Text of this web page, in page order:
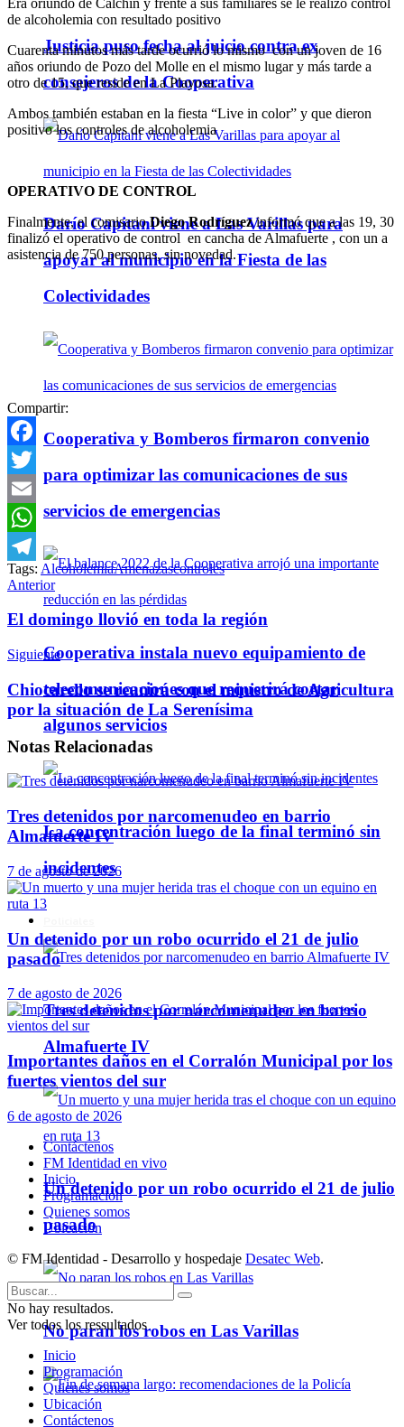
Justicia puso fecha al juicio contra ex
consejeros de la Cooperativa
Darío Capitani viene a Las Varillas para
apoyar al municipio en la Fiesta de las
Colectividades
Cooperativa y Bomberos firmaron convenio
para optimizar las comunicaciones de sus
servicios de emergencias
Cooperativa instala nuevo equipamiento de
telecomunicaciones que requerirá cortar
algunos servicios
La concentración luego de la final terminó sin
incidentes
Tres detenidos por narcomenudeo en barrio
Almafuerte IV
Un detenido por un robo ocurrido el 21 de julio
pasado
No paran los robos en Las Varillas
de alcoholemia con resultado positivo
Cuarenta minutos más tarde ocurrió lo mismo con un joven de 16
años oriundo de Pozo del Molle en el mismo lugar y más tarde a
otro de 15, que reside en La Playosa.
Ambos también estaban en la fiesta “Live in color” y que dieron
positivo los controles de alcoholemia
OPERATIVO DE CONTROL
Finalmente, el comisarioDiego Rodríguezinformó que a las 19, 30
finalizó el operativo de control en cancha de Almafuerte , con un a
asistencia de 750 personas, sin novedad.
Compartir:
Facebook
Twitter
Email
WhatsApp
Telegram
Tags: AlcoholemiaAmenazascontroles
Anterior
El domingo llovió en toda la región
Siguiente
Chiocarello se reunirá con el ministro de Agricultura
por la situación de La Serenísima
Notas Relacionadas
Tres detenidos por narcomenudeo en barrio
Almafuerte IV
7 de agosto de 2026
Un detenido por un robo ocurrido el 21 de julio
pasado
7 de agosto de 2026
Importantes daños en el Corralón Municipal por los
fuertes vientos del sur
6 de agosto de 2026
Contáctenos
FM Identidad en vivo
Inicio
Programación
Quienes somos
Ubicación
© FM Identidad - Desarrollo y hospedaje Desatec Web.
No hay resultados.
Ver todos los ressultados
Inicio
Programación
Quienes somos
Ubicación
Contáctenos